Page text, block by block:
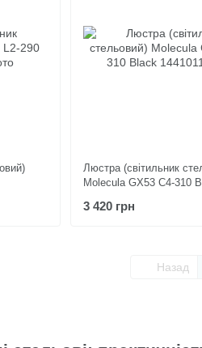
Люстра (світильник
Molecula GX53 C4-310
3 420 грн
Назад